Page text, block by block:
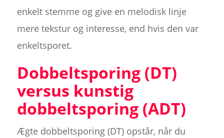
enkelt stemme og give en melodisk linje
mere tekstur og interesse, end hvis den var
enkeltsporet.
Dobbeltsporing (DT)
versus kunstig
dobbeltsporing (ADT)
Ægte dobbeltsporing (DT) opstår, når du